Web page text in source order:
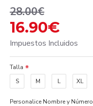
16.90€
28.00€
Impuestos Incluidos
Talla
S
M L XL
Personalice Nombre y Número